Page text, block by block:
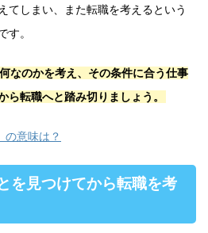
てしまい、また転職を考えるという
す。
なのかを考え、その条件に合う仕事
ら転職へと踏み切りましょう。
の意味は？
を見つけてから転職を考